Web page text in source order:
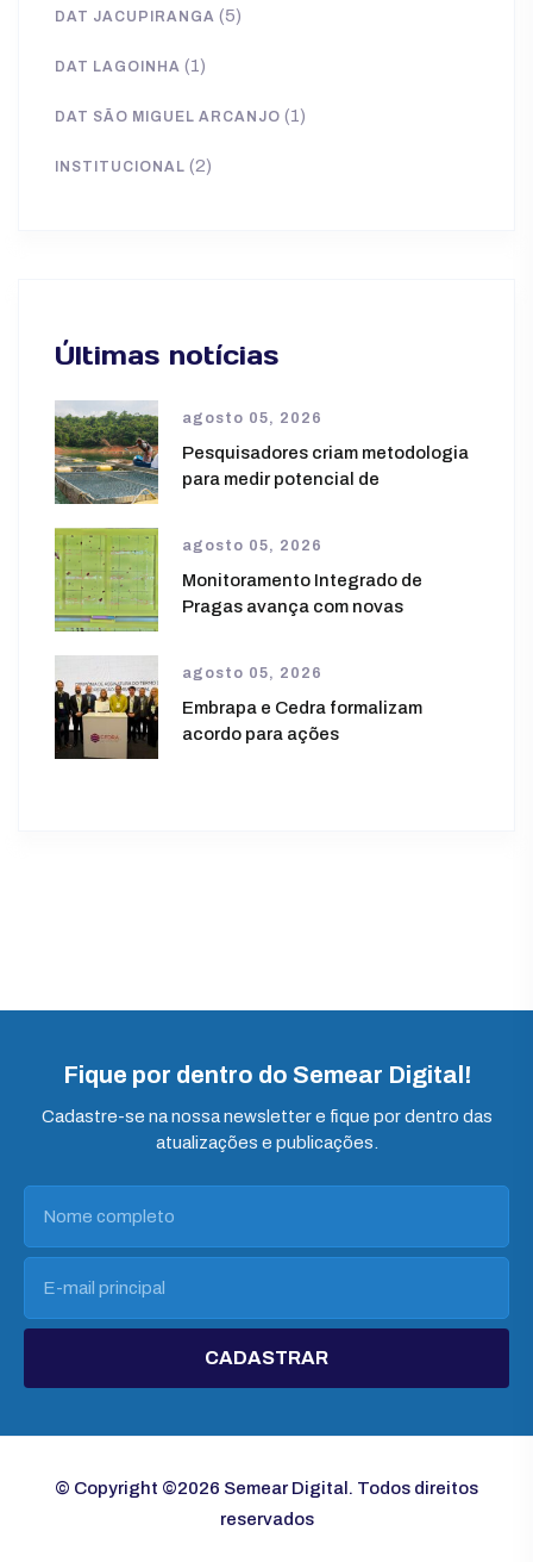
DAT JACUPIRANGA (5)
DAT LAGOINHA (1)
DAT SÃO MIGUEL ARCANJO (1)
INSTITUCIONAL (2)
Últimas notícias
agosto 05, 2026
Pesquisadores criam metodologia
para medir potencial de
agosto 05, 2026
Monitoramento Integrado de
Pragas avança com novas
agosto 05, 2026
Embrapa e Cedra formalizam
acordo para ações
Fique por dentro do Semear Digital!
Cadastre-se na nossa newsletter e fique por dentro das
atualizações e publicações.
CADASTRAR
© Copyright ©2026 Semear Digital. Todos direitos
reservados